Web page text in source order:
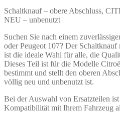
Schaltknauf – obere Abschluss,
NEU – unbenutzt
Suchen Sie nach einem
oder Peugeot 107? Der
ist die ideale Wahl für alle, die
Dieses Teil ist für die Modelle
bestimmt und stellt den oberen
völlig neu und unbenutzt ist.
Bei der Auswahl von Ersatzteilen
Kompatibilität mit Ihrem Fahrzeug